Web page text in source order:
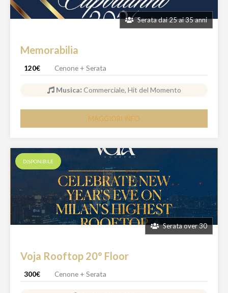
Serata dai 25 ai 35 anni
Memorabilia
120€ Cenone + Serata
Musica: Commerciale, Hit del Momento
MAGGIORI INFO
Serata over 30
DISPONIBILE
Voja Rooftop 20° Floor
300€ Cenone + Serata